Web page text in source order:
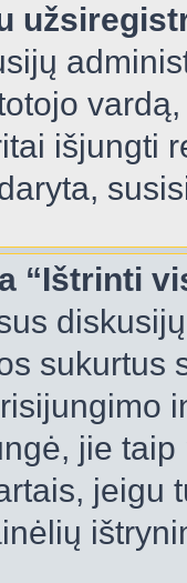
išjungti
“Ištrinti
sukurtus
jie
jeigu